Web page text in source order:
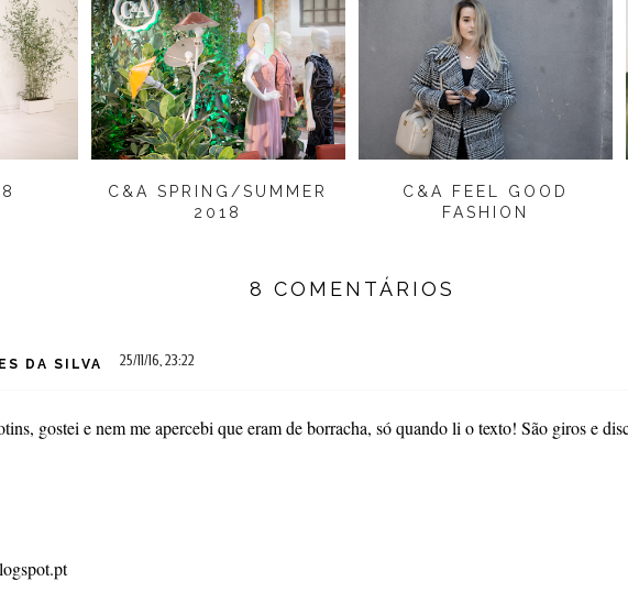
C&A SPRING/SUMMER
2018
C&A FEEL GOOD
FASHION
8 COMENTÁRIOS
DA SILVA 25/11/16, 23:22
gostei e nem me apercebi que eram de borracha, só quando li o texto! São giros e